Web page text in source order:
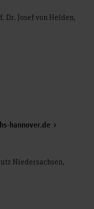
Dr. Josef von Helden,
hannover.de
Niedersachsen,